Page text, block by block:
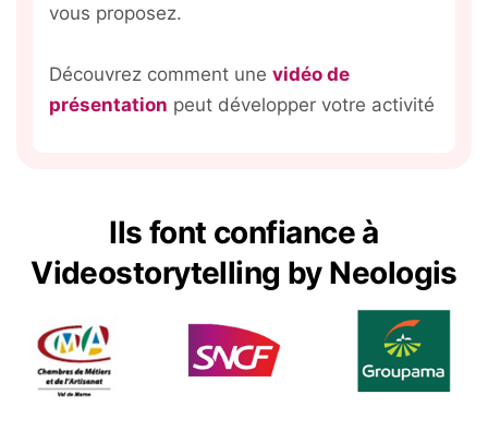
vous proposez.
Découvrez comment une vidéo de
présentation peut développer votre activité
Expliquer un concept
La vidéo explicative est un excellent moyen de
Informer et sensibiliser
Les vidéos de sensibilisation, surtout
Valoriser un événement
La vidéo événementielle est le format idéal
Renforcer l’engagement
Dans le cadre de la communication interne, la
Ils font confiance à
Videostorytelling by Neologis